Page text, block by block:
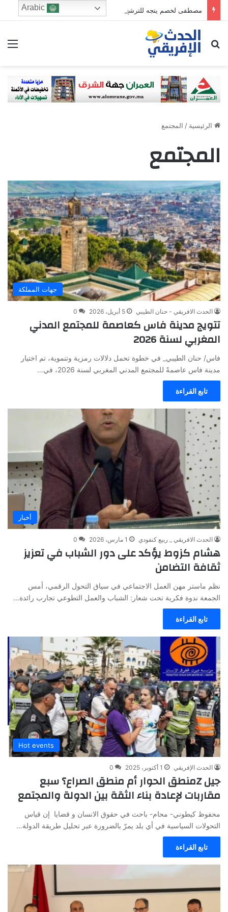
مصطفى لخصم يتجه للترشح في دائرة فاس الجنوبي
ابحث عن
الرئيسية / المجتمع
المجتمع
جهات المملكة
الحدث الافريقي - حنان الطيبي 5 أبريل، 2026 0
تتويج مدينة فاس كعاصمة للمجتمع المدني
المغربي لسنة 2026
فاس/ حنان الطيبي_ في خطوة تحمل دلالات رمزية وتنموية، تم اختيار
مدينة فاس عاصمةً للمجتمع المدني المغربي لسنة 2026، في…
تابع القراءة
أخبار
الحدث الافريقي _ ربيع كنفودي 1 مارس، 2026 0
هشام كزوط يؤكد على دور الشباب في تعزيز
ثقافة التضامن
نظم ماستر مهن العمل الاجتماعي في سياق التحول الرقمي، أمس
الجمعة ندوة فكرية تحت شعار: الشباب والعمل التطوعي تجارب رائدة…
تابع القراءة
Hot events
الحدث الإفريقي 1 أكتوبر، 2025 0
جيل Zمنطق الحوار أم منطق الصراع؟ سبع
مقاربات لإعادة بناء الثقة بين الدولة والمجتمع
محفوظ كيطوني- محام- باحث في حقوق الانسان و قضايا إن قياس
التحولات السياسية في أي بلد يمرّ بالضرورة عبر تحليل طريقة الدولة…
تابع القراءة
Arabic